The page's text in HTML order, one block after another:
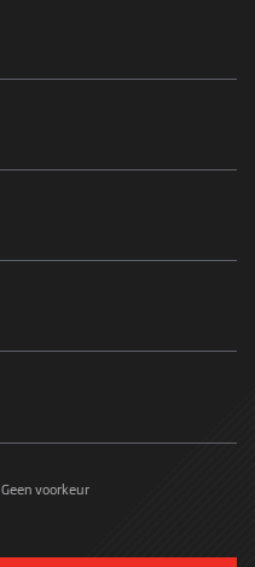
Geen voorkeur